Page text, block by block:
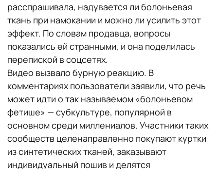
расспрашивала, надувается ли болоньевая
ткань при намокании и можно ли усилить этот
эффект. По словам продавца, вопросы
показались ей странными, и она поделилась
перепиской в соцсетях.
Видео вызвало бурную реакцию. В
комментариях пользователи заявили, что речь
может идти о так называемом «болоньевом
фетише» — субкультуре, популярной в
основном среди миллениалов. Участники таких
сообществ целенаправленно покупают куртки
из синтетических тканей, заказывают
индивидуальный пошив и делятся